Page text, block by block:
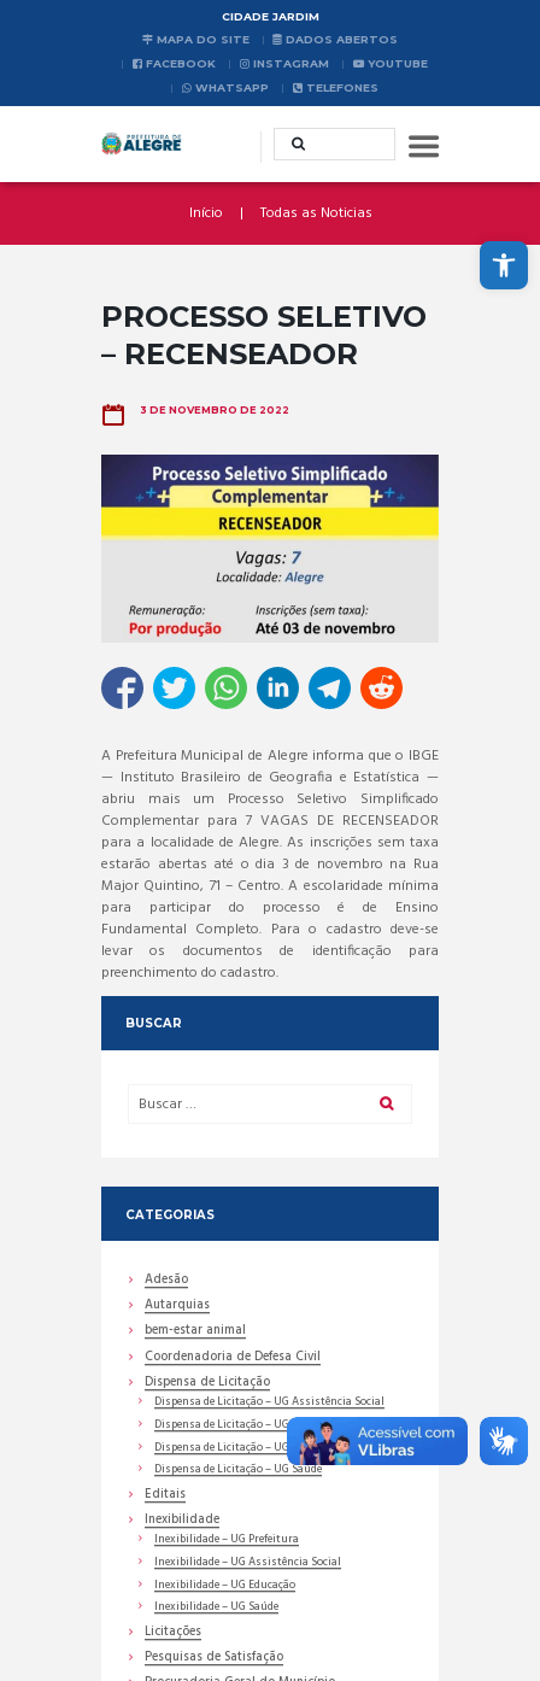
Abrir a barra de ferramentas
CIDADE JARDIM
MAPA DO SITE
DADOS ABERTOS
FACEBOOK
INSTAGRAM
YOUTUBE
WHATSAPP
TELEFONES
Início Todas as Noticias
PROCESSO SELETIVO
– RECENSEADOR
3 DE NOVEMBRO DE 2022
A Prefeitura Municipal de Alegre informa que o IBGE
— Instituto Brasileiro de Geografia e Estatística —
abriu mais um Processo Seletivo Simplificado
Complementar para 7 VAGAS DE RECENSEADOR
para a localidade de Alegre. As inscrições sem taxa
estarão abertas até o dia 3 de novembro na Rua
Major Quintino, 71 – Centro. A escolaridade mínima
para participar do processo é de Ensino
Fundamental Completo. Para o cadastro deve-se
levar os documentos de identificação para
preenchimento do cadastro.
BUSCAR
CATEGORIAS
Adesão
Autarquias
bem-estar animal
Coordenadoria de Defesa Civil
Dispensa de Licitação
Dispensa de Licitação – UG Assistência Social
Dispensa de Licitação – UG Educação
Dispensa de Licitação – UG Prefeitura
Dispensa de Licitação – UG Saúde
Editais
Inexibilidade
Inexibilidade – UG Prefeitura
Inexibilidade – UG Assistência Social
Inexibilidade – UG Educação
Inexibilidade – UG Saúde
Licitações
Pesquisas de Satisfação